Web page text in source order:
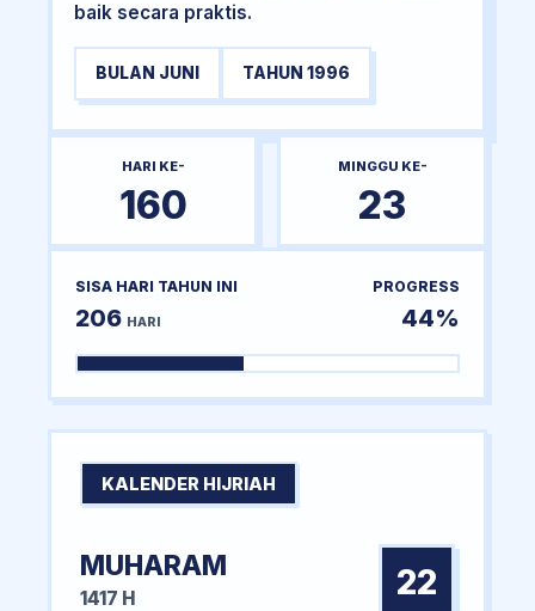
baik secara praktis.
BULAN JUNI TAHUN 1996
HARI KE-
160
MINGGU KE-
23
SISA HARI TAHUN INI
206 HARI
PROGRESS
44%
KALENDER HIJRIAH
MUHARAM
1417 H 22